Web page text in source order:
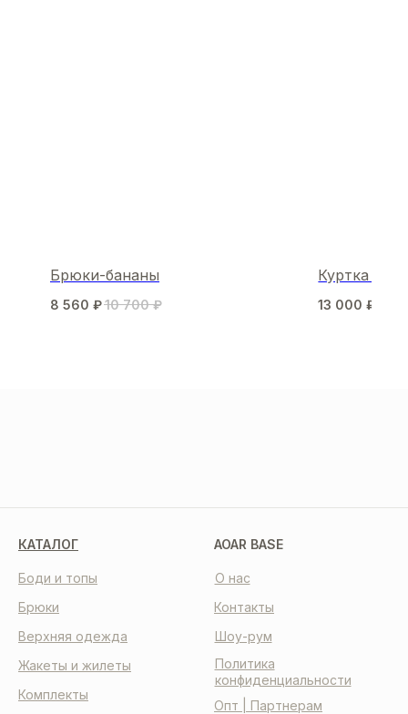
Брюки-бананы
8 560 ₽10 700 ₽
Куртка
13 000 ₽
КАТАЛОГ AOAR BASE
О нас
Контакты
Шоу-рум
Политика
конфиденциальности
Опт | Партнерам
Боди и топы
Комплекты
Брюки
Жакеты и жилеты
Верхняя одежда